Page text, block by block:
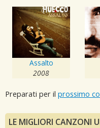
Assalto
2008
Preparati per il prossimo
LE MIGLIORI CANZONI